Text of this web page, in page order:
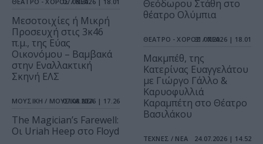
Μεσοτοιχίες ή Μικρή
Προσευχή στις 3κ46
π.μ., της Εύας
Οικονόμου – Βαμβακά
στην Εναλλακτική
Σκηνή ΕΛΣ
ΜΟΥΣΙΚΗ / ΜΟΥΣΙΚΑ ΝΕΑ
07.08.2026 | 17.26
The Magician’s Farewell:
Οι Uriah Heep στο Floyd
Θεόδωρου Στάθη στο
θέατρο Ολύμπια
ΘΕΑΤΡΟ - ΧΟΡΟΣ / ΝΕΑ31.07.2026 | 18.01
Μακμπέθ, της
Κατερίνας Ευαγγελάτου
με Γιώργο Γάλλο &
Καρυοφυλλιά
Καραμπέτη στο Θέατρο
Βασιλάκου
ΤΕΧΝΕΣ / ΝΕΑ 24.07.2026 | 14.52